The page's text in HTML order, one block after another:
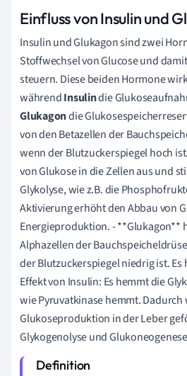
Einfluss von Insulin und
Insulin und Glukagon sind zwei
Stoffwechsel von Glucose und
steuern. Diese beiden Hormone
währendInsulindie
Glukagondie
von den Betazellen der
wenn der Blutzuckerspiegel hoch
von Glukose in die Zellen aus und
Glykolyse, wie z.B. die
Aktivierung erhöht den Abbau von
Energieproduktion. - **Glukagon**
Alphazellen der
der Blutzuckerspiegel niedrig ist. Es
Effekt von Insulin: Es hemmt die
wie Pyruvatkinase hemmt. Dadurch
Glukoseproduktion in der Leber
Glykogenolyse und